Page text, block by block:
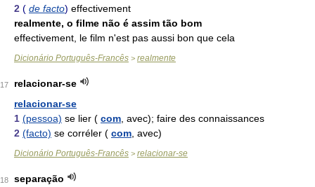
2 ( de facto) effectivement
realmente, o filme não é assim tão bom
effectivement, le film n'est pas aussi bon que cela
Dicionário Português-Francês > realmente
17
relacionar-se
relacionar-se
1 (pessoa) se lier ( com , avec); faire des connaissances
2 (facto) se corréler ( com , avec)
Dicionário Português-Francês > relacionar-se
18
separação